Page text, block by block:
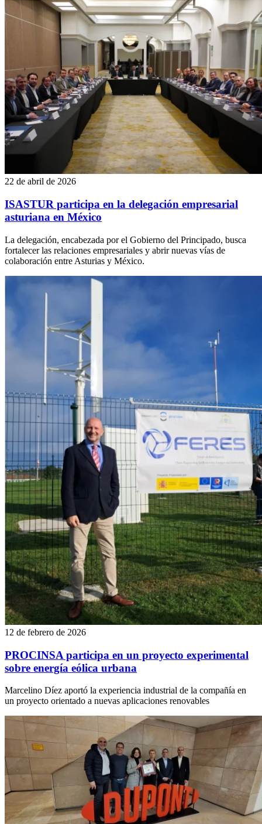
22 de abril de 2026
ISASTUR participa en la delegación empresarial
asturiana en México
La delegación, encabezada por el Gobierno del Principado, busca
fortalecer las relaciones empresariales y abrir nuevas vías de
colaboración entre Asturias y México.
12 de febrero de 2026
PROCINSA participa en un proyecto experimental
sobre energía eólica urbana
Marcelino Díez aportó la experiencia industrial de la compañía en
un proyecto orientado a nuevas aplicaciones renovables